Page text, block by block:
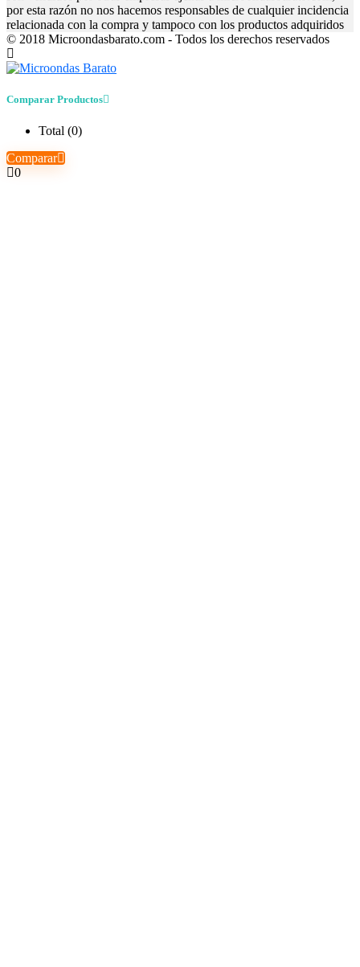
por esta razón no nos hacemos responsables de cualquier incidencia
relacionada con la compra y tampoco con los productos adquiridos
© 2018 Microondasbarato.com - Todos los derechos reservados
Comparar Productos
Total (0)
Comparar
0